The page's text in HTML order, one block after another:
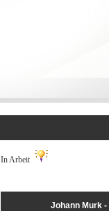
In Arbeit
Johann Murk -